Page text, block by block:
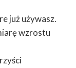
już używasz.
wzrostu